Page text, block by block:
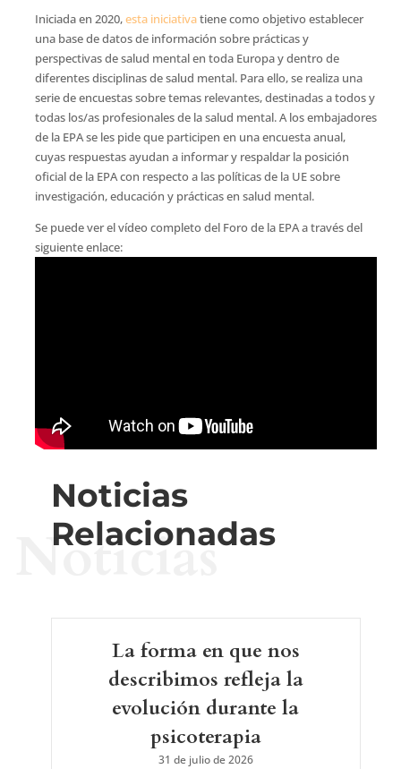
Iniciada en 2020,esta iniciativatiene como objetivo establecer
una base de datos de información sobre prácticas y
perspectivas de salud mental en toda Europa y dentro de
diferentes disciplinas de salud mental. Para ello, se realiza una
serie de encuestas sobre temas relevantes, destinadas a todos y
todas los/as profesionales de la salud mental. A los embajadores
de la EPA se les pide que participen en una encuesta anual,
cuyas respuestas ayudan a informar y respaldar la posición
oficial de la EPA con respecto a las políticas de la UE sobre
investigación, educación y prácticas en salud mental.
Se puede ver el vídeo completo del Foro de la EPA a través del
siguiente enlace:
Noticias
Relacionadas
Noticias
La forma en que nos
describimos refleja la
evolución durante la
psicoterapia
31 de julio de 2026